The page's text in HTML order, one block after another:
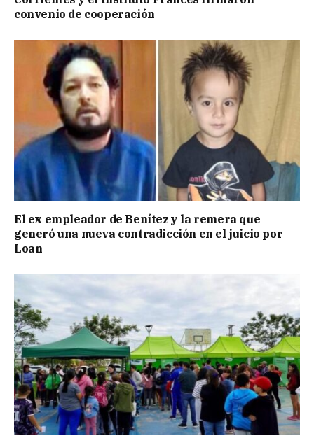
convenio de cooperación
El ex empleador de Benítez y la remera que
generó una nueva contradicción en el juicio por
Loan